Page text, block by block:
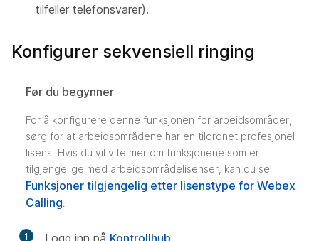
tilfeller telefonsvarer).
Konfigurer sekvensiell ringing
Før du begynner
For å konfigurere denne funksjonen for arbeidsområder,
sørg for at arbeidsområdene har en tilordnet profesjonell
lisens. Hvis du vil vite mer om funksjonene som er
tilgjengelige med arbeidsområdelisenser, kan du se
Funksjoner tilgjengelig etter lisenstype for Webex
Calling
1 Logg inn på Kontrollhub.